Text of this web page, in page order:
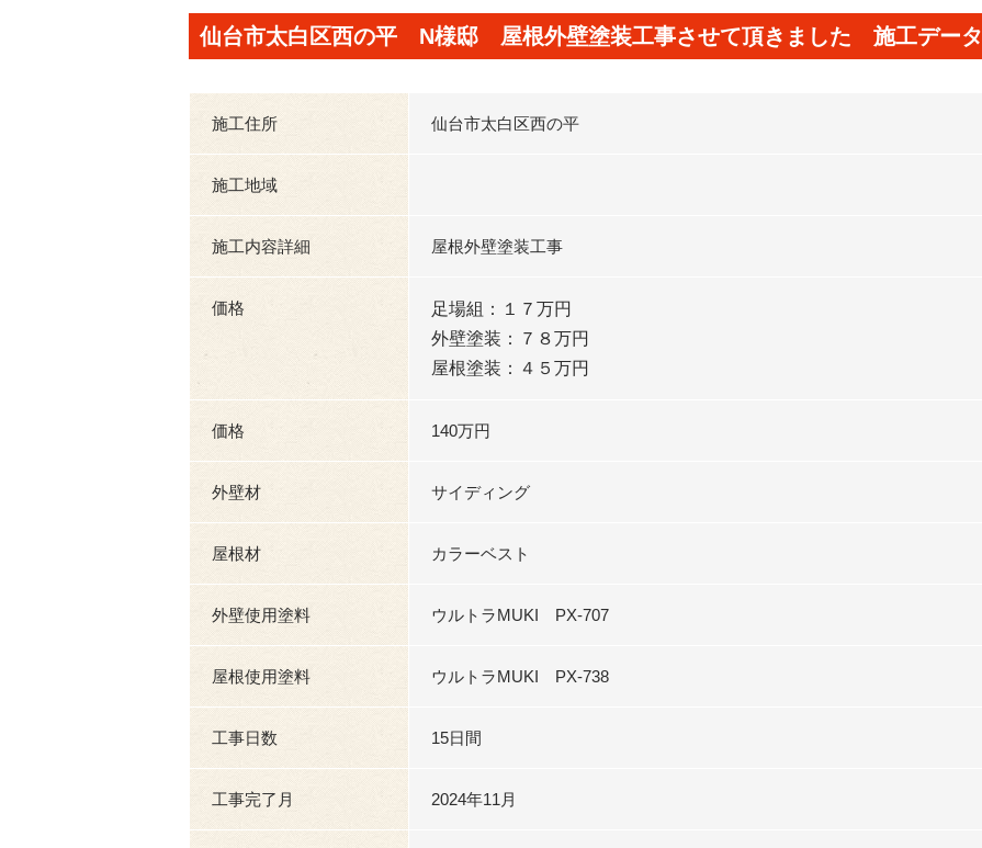
仙台市太白区西の平 N様邸 屋根外壁塗装工事させて頂きました 施工データ
施工住所 仙台市太白区西の平
施工地域
施工内容詳細 屋根外壁塗装工事
価格
足場組：１７万円
外壁塗装：７８万円
屋根塗装：４５万円
価格 140万円
外壁材 サイディング
屋根材 カラーベスト
外壁使用塗料 ウルトラMUKI PX-707
屋根使用塗料 ウルトラMUKI PX-738
工事日数 15日間
工事完了月 2024年11月